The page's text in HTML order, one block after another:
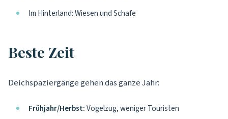
Im Hinterland: Wiesen und Schafe
Beste Zeit
Deichspaziergänge gehen das ganze Jahr:
Frühjahr/Herbst:Vogelzug, weniger Touristen